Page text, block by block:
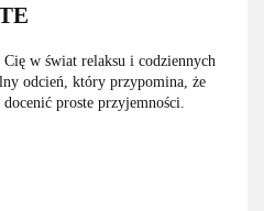
w świat relaksu i codziennych
odcień, który przypomina, że
proste przyjemności.